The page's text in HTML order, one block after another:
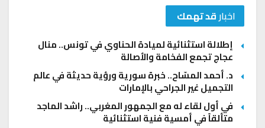
اخبارقد تهمك
إطلالة استثنائية لميادة الحناوي في تونس.. منال
عجاج تجمع الفخامة والأصالة
د. أحمد المسّاح.. خبرة سورية ورؤية حديثة في عالم
التجميل غير الجراحي بالإمارات
في أول لقاء له مع الجمهور المغربي.. راشد الماجد
متألقاً في أمسية فنية استثنائية